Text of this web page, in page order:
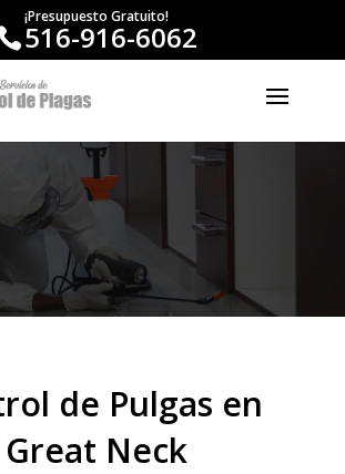
¡Presupuesto Gratuito!
516-916-6062
de Pulgas en
Great Neck